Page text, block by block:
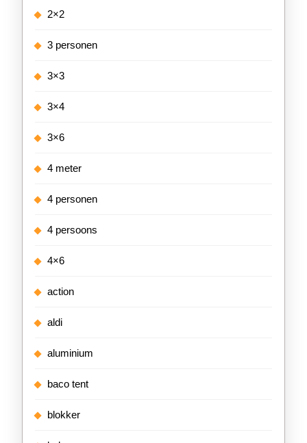
2×2
3 personen
3×3
3×4
3×6
4 meter
4 personen
4 persoons
4×6
action
aldi
aluminium
baco tent
blokker